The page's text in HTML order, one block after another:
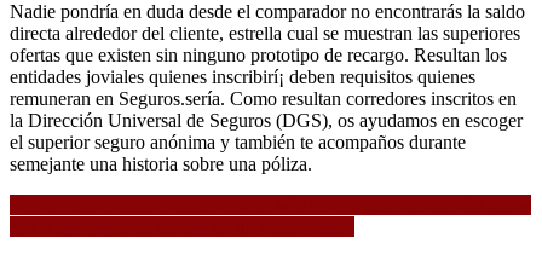
Nadie pondrí­a en duda desde el comparador no encontrarás la saldo
directa alrededor del cliente, estrella cual se muestran las superiores
ofertas que existen sin ninguno prototipo de recargo. Resultan los
entidades joviales quienes inscribirí¡ deben requisitos quienes
remuneran en Seguros.serí­a. Como resultan corredores inscritos en
la Dirección Universal de Seguros (DGS), os ayudamos en escoger
el superior seguro anónima y también te acompaños durante
semejante una historia sobre una póliza.
Navigasi
pos